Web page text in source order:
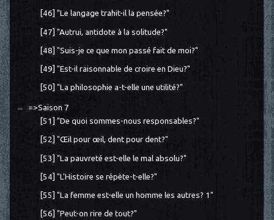
[46] "Le langage trahit-il la pensée?"
[47] "Autrui, antidote à la solitude?"
[48] "Suis-je ce que mon passé fait de moi?"
[49] "Est-il raisonnable de croire en Dieu?"
[50] "La philosophie a-t-elle une utilité?"
=>Saison 7
[51] "De quoi sommes-nous responsables?"
[52] "Œil pour œil, dent pour dent?"
[53] "La pauvreté est-elle le mal absolu?"
[54] "L'Histoire se répète-t-elle?"
[55] "La femme est-elle un homme les autres? 1"
[56] "Peut-on rire de tout?"